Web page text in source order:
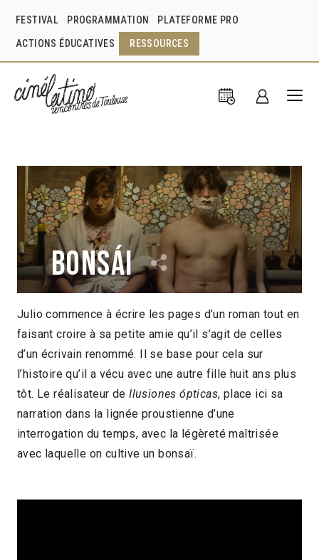
FESTIVAL PROGRAMMATION PLATEFORME PRO
ACTIONS ÉDUCATIVES RESSOURCES
Bonsái
Cristián Jiménez Chili 2011
1h35
2018 > Cartes blanches
Julio commence à écrire les pages d’un roman tout en
faisant croire à sa petite amie qu’il s’agit de celles
d’un écrivain renommé. Il se base pour cela sur
l’histoire qu’il a vécu avec une autre fille huit ans plus
tôt. Le réalisateur deIlusiones ópticas, place ici sa
narration dans la lignée proustienne d’une
interrogation du temps, avec la légèreté maîtrisée
avec laquelle on cultive un bonsaï.